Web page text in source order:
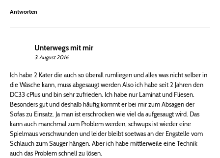
Antworten
Unterwegs mit mir
3. August 2016
Ich habe 2 Kater die auch so überall rumliegen und alles was nicht selber in
die Wäsche kann, muss abgesaugt werden Also ich habe seit 2 Jahren den
DC33 cPlus und bin sehr zufrieden. Ich habe nur Laminat und Fliesen.
Besonders gut und deshalb häufig kommt er bei mir zum Absagen der
Sofas zu Einsatz. Ja man ist erschrocken wie viel da aufgesaugt wird. Das
kann auch manchmal zum Problem werden, schwups ist wieder eine
Spielmaus verschwunden und leider bleibt soetwas an der Engstelle vom
Schlauch zum Sauger hängen. Aber ich habe mittlerweile eine Technik
auch das Problem schnell zu lösen.